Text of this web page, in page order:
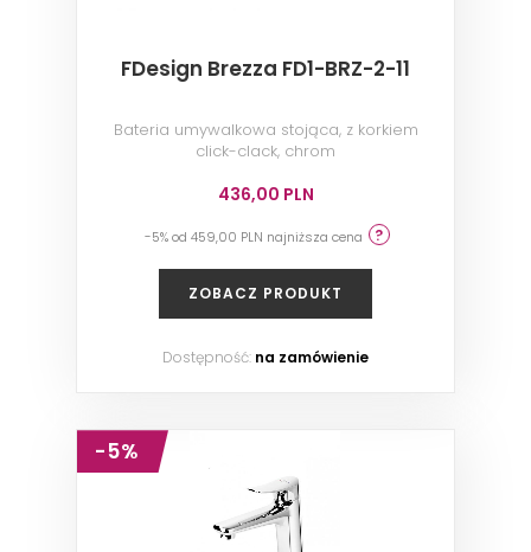
FDesign Brezza FD1-BRZ-2-11
Bateria umywalkowa stojąca, z korkiem
click-clack, chrom
436,00 PLN
-5% od 459,00 PLN najniższa cena
ZOBACZ PRODUKT
Dostępność: na zamówienie
-5%